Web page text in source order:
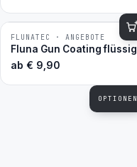
BESTSELLER
FLUNATEC · ANGEBOTE
Fluna Gun Coating flüssig
ab € 9,90
OPTIONEN